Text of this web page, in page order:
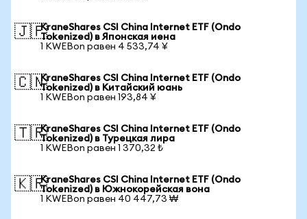
🇯🇵KraneShares CSI China Internet ETF (Ondo
Tokenized) в Японская иена
1 KWEBon равен 4 533,74 ¥
🇨🇳KraneShares CSI China Internet ETF (Ondo
Tokenized) в Китайский юань
1 KWEBon равен 193,84 ¥
🇹🇷KraneShares CSI China Internet ETF (Ondo
Tokenized) в Турецкая лира
1 KWEBon равен 1 370,32 ₺
🇰🇷KraneShares CSI China Internet ETF (Ondo
Tokenized) в Южнокорейская вона
1 KWEBon равен 40 447,73 ₩